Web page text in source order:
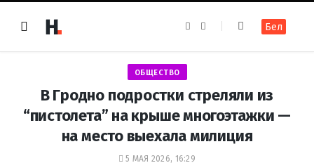
e
k
t
a
m
Бел
ОБЩЕСТВО
В Гродно подростки стреляли из
“пистолета” на крыше многоэтажки —
на место выехала милиция
5 МАЯ 2026, 16:29